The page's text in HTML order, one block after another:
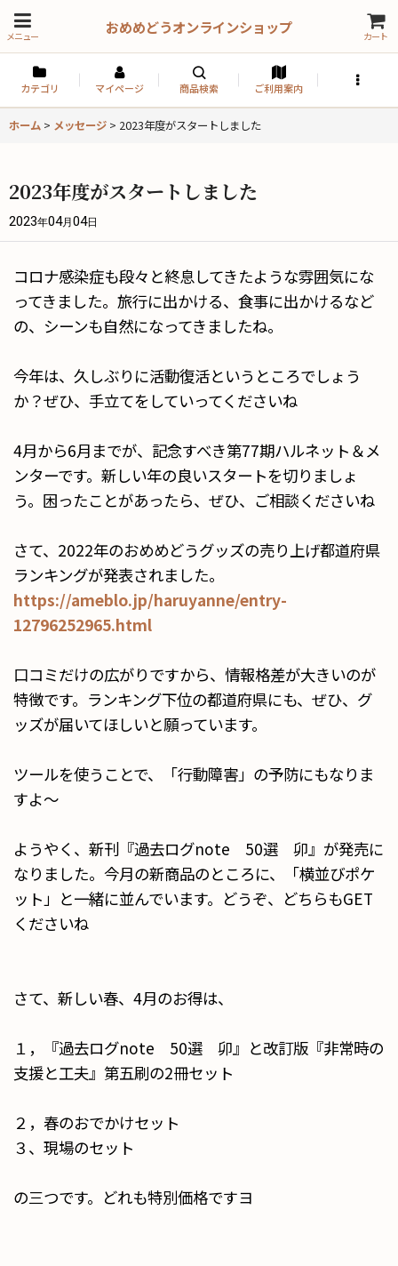
メニュー おめめどうオンラインショップ カート
カテゴリ マイページ 商品検索 ご利用案内
ホーム > メッセージ > 2023年度がスタートしました
2023年度がスタートしました
2023年04月 04日
コロナ感染症も段々と終息してきたような雰囲気にな
ってきました。旅行に出かける、食事に出かけるなど
の、シーンも自然になってきましたね。
今年は、久しぶりに活動復活というところでしょう
か？ぜひ、手立てをしていってくださいね
4月から6月までが、記念すべき第77期ハルネット＆メ
ンターです。新しい年の良いスタートを切りましょ
う。困ったことがあったら、ぜひ、ご相談くださいね
さて、2022年のおめめどうグッズの売り上げ都道府県
ランキングが発表されました。
https://ameblo.jp/haruyanne/entry-
12796252965.html
口コミだけの広がりですから、情報格差が大きいのが
特徴です。ランキング下位の都道府県にも、ぜひ、グ
ッズが届いてほしいと願っています。
ツールを使うことで、「行動障害」の予防にもなりま
すよ～
ようやく、新刊『過去ログnote 50選 卯』が発売に
なりました。今月の新商品のところに、「横並びポケ
ット」と一緒に並んでいます。どうぞ、どちらもGET
くださいね
さて、新しい春、4月のお得は、
１，『過去ログnote 50選 卯』と改訂版『非常時の
支援と工夫』第五刷の2冊セット
２，春のおでかけセット
３、現場のセット
の三つです。どれも特別価格ですヨ